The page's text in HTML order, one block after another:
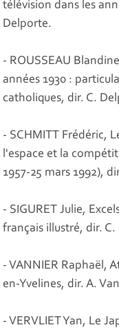
télévision dans les
Delporte.
- ROUSSEAU
années 1930 :
catholiques, dir. C.
- SCHMITT Frédéric,
l'espace et la
1957-25 mars 1992),
- SIGURET Julie,
français illustré, dir.
- VANNIER Raphaël,
en-Yvelines, dir. A.
- VERVLIET Yan, Le